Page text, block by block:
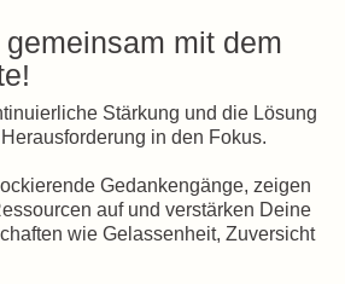
mit dem
Stärkung und die Lösung
in den Fokus.
Gedankengänge, zeigen
auf und verstärken Deine
wie Gelassenheit, Zuversicht